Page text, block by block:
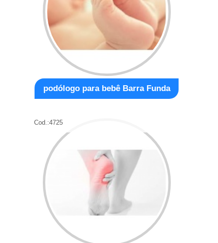
podólogo para bebê Barra Funda
Cod.:4725